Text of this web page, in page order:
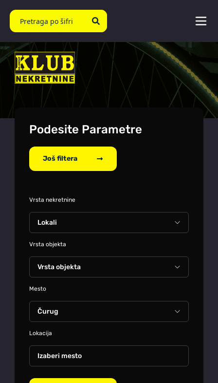
Podesite Parametre
Još filtera
Vrsta nekretnine
Vrsta objekta
Mesto
Lokacija
Izaberi mesto